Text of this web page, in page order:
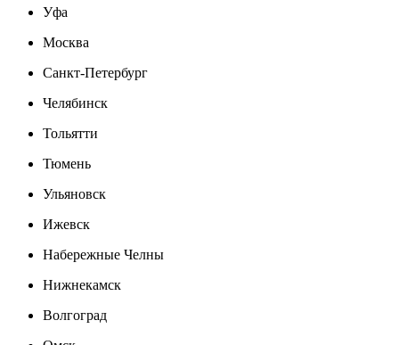
Уфа
Москва
Санкт-Петербург
Челябинск
Тольятти
Тюмень
Ульяновск
Ижевск
Набережные Челны
Нижнекамск
Волгоград